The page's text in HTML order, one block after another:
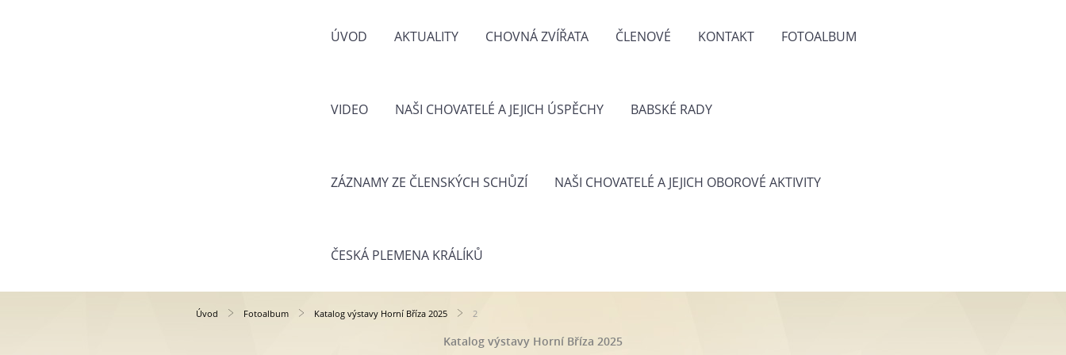
ÚVOD AKTUALITY CHOVNÁ ZVÍŘATA ČLENOVÉ KONTAKT FOTOALBUM
VIDEO NAŠI CHOVATELÉ A JEJICH ÚSPĚCHY BABSKÉ RADY
ZÁZNAMY ZE ČLENSKÝCH SCHŮZÍ NAŠI CHOVATELÉ A JEJICH OBOROVÉ AKTIVITY
ČESKÁ PLEMENA KRÁLÍKŮ
Úvod Fotoalbum Katalog výstavy Horní Bříza 2025 2
Katalog výstavy Horní Bříza 2025